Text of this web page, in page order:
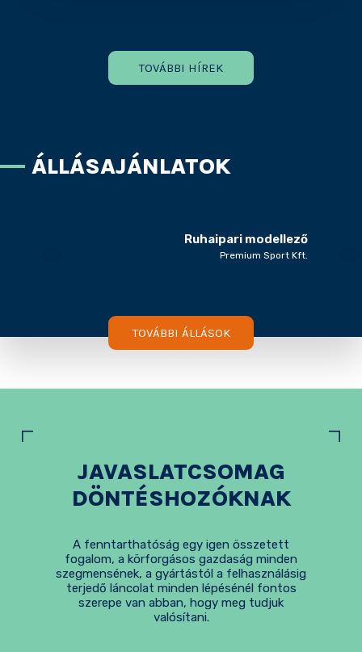
TOVÁBBI HÍREK
ÁLLÁSAJÁNLATOK
Ruhaipari modellező
Premium Sport Kft.
TOVÁBBI ÁLLÁSOK
JAVASLATCSOMAG
DÖNTÉSHOZÓKNAK
A fenntarthatóság egy igen összetett
fogalom, a körforgásos gazdaság minden
szegmensének, a gyártástól a felhasználásig
terjedő láncolat minden lépésénél fontos
szerepe van abban, hogy meg tudjuk
valósítani.